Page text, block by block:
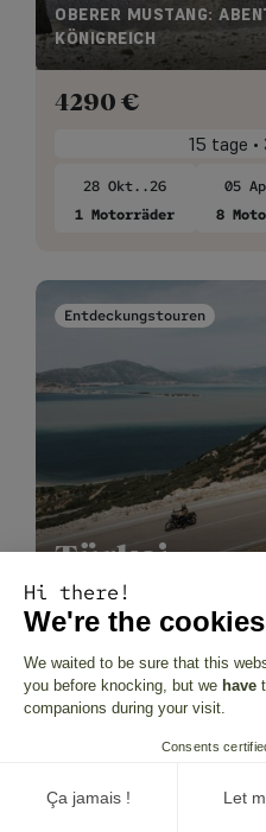
OBERER MUSTANG:
KÖNIGREICH
4290 €
15 tage
28 Okt..26
1 Motorräder
05
8
Entdeckungstouren
Türkei
DIE SCHÄTZE ANATOLIENS
1990€
7 tage •
05 Nov..26
17
Hi there!
We're the cookies
We waited to be sure that this
you before knocking, but we have
companions during your visit.
Consents
Ça jamais ! Let